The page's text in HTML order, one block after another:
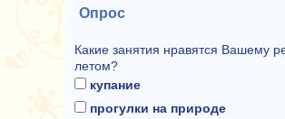
Опрос
Какие занятия нравятся Вашему
летом?
купание
прогулки на природе